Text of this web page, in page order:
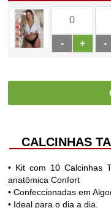
+
- -
CALCINHAS
• Kit com 10 Calcinhas
anatômica Confort
• Confeccionadas em
• Ideal para o dia a dia.